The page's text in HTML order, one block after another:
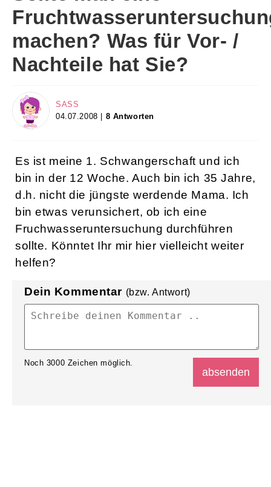
machen? Was für Vor- /
Nachteile hat Sie?
SASS
04.07.2008 | 8 Antworten
Es ist meine 1. Schwangerschaft und ich
bin in der 12 Woche. Auch bin ich 35 Jahre,
d.h. nicht die jüngste werdende Mama. Ich
bin etwas verunsichert, ob ich eine
Fruchwasseruntersuchung durchführen
sollte. Könntet Ihr mir hier vielleicht weiter
helfen?
Dein Kommentar (bzw. Antwort)
Noch 3000 Zeichen möglich.